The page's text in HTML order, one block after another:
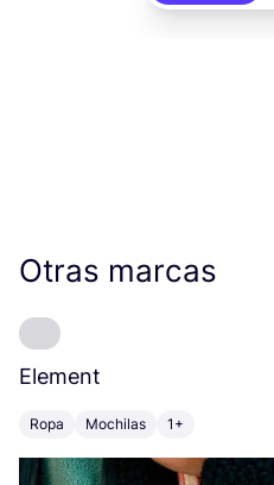
Otras marcas
Element
Ropa Mochilas 1+